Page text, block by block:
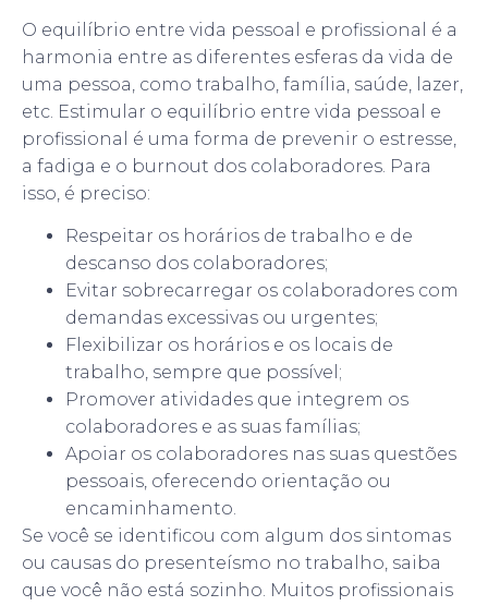
O equilíbrio entre vida pessoal e profissional é a
harmonia entre as diferentes esferas da vida de
uma pessoa, como trabalho, família, saúde, lazer,
etc. Estimular o equilíbrio entre vida pessoal e
profissional é uma forma de prevenir o estresse,
a fadiga e o burnout dos colaboradores. Para
isso, é preciso:
Respeitar os horários de trabalho e de
descanso dos colaboradores;
Evitar sobrecarregar os colaboradores com
demandas excessivas ou urgentes;
Flexibilizar os horários e os locais de
trabalho, sempre que possível;
Promover atividades que integrem os
colaboradores e as suas famílias;
Apoiar os colaboradores nas suas questões
pessoais, oferecendo orientação ou
encaminhamento.
Se você se identificou com algum dos sintomas
ou causas do presenteísmo no trabalho, saiba
que você não está sozinho. Muitos profissionais